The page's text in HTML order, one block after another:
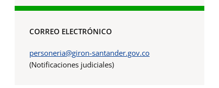
CORREO ELECTRÓNICO
personeria@giron-santander.gov.co
(Notificaciones judiciales)